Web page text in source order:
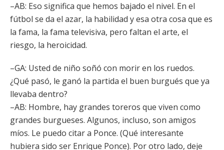
–AB: Eso significa que hemos bajado el nivel. En el
fútbol se da el azar, la habilidad y esa otra cosa que es
la fama, la fama televisiva, pero faltan el arte, el
riesgo, la heroicidad.
–GA: Usted de niño soñó con morir en los ruedos.
¿Qué pasó, le ganó la partida el buen burgués que ya
llevaba dentro?
–AB: Hombre, hay grandes toreros que viven como
grandes burgueses. Algunos, incluso, son amigos
míos. Le puedo citar a Ponce. (Qué interesante
hubiera sido ser Enrique Ponce). Por otro lado, deje